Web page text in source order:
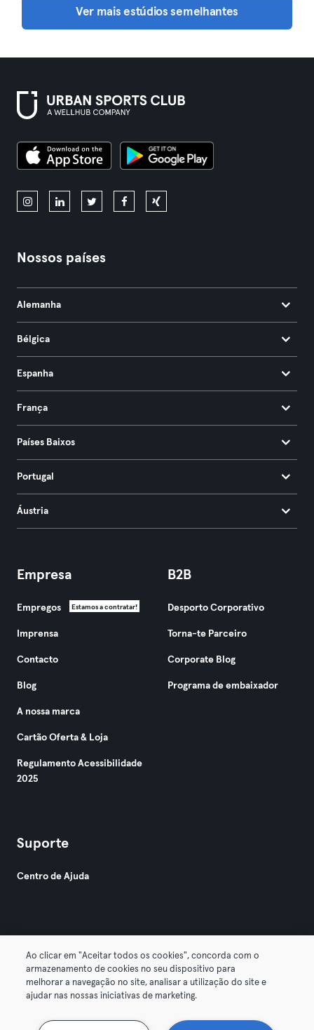
Ver mais estúdios semelhantes
Nossos países
Alemanha
Bélgica
Espanha
França
Países Baixos
Portugal
Áustria
Empresa
Empregos Estamos a contratar!
Imprensa
Contacto
Blog
A nossa marca
Cartão Oferta & Loja
Regulamento Acessibilidade
2025
B2B
Desporto Corporativo
Torna-te Parceiro
Corporate Blog
Programa de embaixador
Suporte
Centro de Ajuda
© 2026 Urban Sports Group GmbH. All rights reserved.
Termos & Condições Privacidade
Rescindir contratos aqui Cancelar contratos aqui
Ao clicar em "Aceitar todos os cookies", concorda com o
armazenamento de cookies no seu dispositivo para
melhorar a navegação no site, analisar a utilização do site e
ajudar nas nossas iniciativas de marketing.